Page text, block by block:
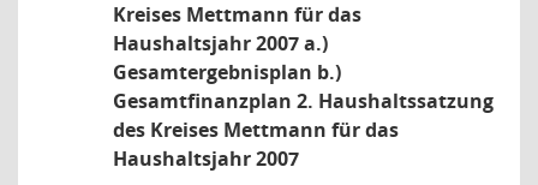
Kreises Mettmann für das
Haushaltsjahr 2007 a.)
Gesamtergebnisplan b.)
Gesamtfinanzplan 2. Haushaltssatzung
des Kreises Mettmann für das
Haushaltsjahr 2007